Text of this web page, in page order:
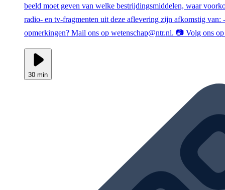
beeld moet geven van welke bestrijdingsmiddelen, waar
radio- en tv-fragmenten uit deze aflevering zijn afkomstig
opmerkingen? Mail ons op wetenschap@ntr.nl. 📷 Volg ons
30 min